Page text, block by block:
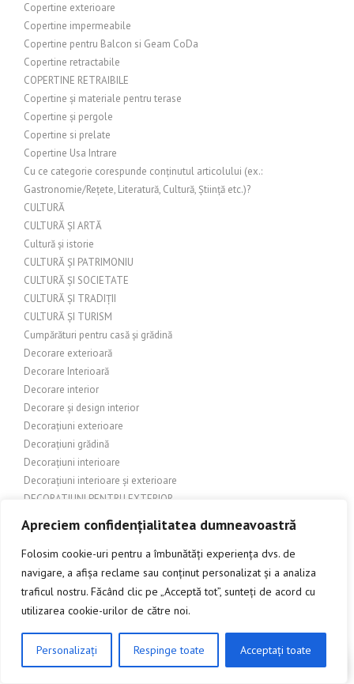
Apreciem confidențialitatea dumneavoastră
Folosim cookie-uri pentru a îmbunătăți experiența dvs. de
navigare, a afișa reclame sau conținut personalizat și a analiza
traficul nostru. Făcând clic pe „Acceptă tot”, sunteți de acord cu
utilizarea cookie-urilor de către noi.
Personalizați Respinge toate Acceptați toate
Copertine exterioare
Copertine impermeabile
Copertine pentru Balcon si Geam CoDa
Copertine retractabile
COPERTINE RETRAIBILE
Copertine și materiale pentru terase
Copertine și pergole
Copertine si prelate
Copertine Usa Intrare
Cu ce categorie corespunde conținutul articolului (ex.:
Gastronomie/Rețete, Literatură, Cultură, Știință etc.)?
CULTURĂ
CULTURĂ ȘI ARTĂ
Cultură și istorie
CULTURĂ ȘI PATRIMONIU
CULTURĂ ȘI SOCIETATE
CULTURĂ ȘI TRADIȚII
CULTURĂ ȘI TURISM
Cumpărături pentru casă și grădină
Decorare exterioară
Decorare Interioară
Decorare interior
Decorare și design interior
Decorațiuni exterioare
Decorațiuni grădină
Decorațiuni interioare
Decorațiuni interioare și exterioare
DECORATIUNI PENTRU EXTERIOR
Depozite
DEPOZITE ȘI MAGAZINE ONLINE
Design
DESIGN DE COPERTĂ
Design Exterior
Design industrial
CLICK AICI PENTRU A DISCUTA